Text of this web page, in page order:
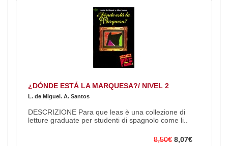
¿DÓNDE ESTÁ LA MARQUESA?/ NIVEL 2
L. de Miguel. A. Santos
DESCRIZIONE Para que leas è una collezione di
letture graduate per studenti di spagnolo come li..
8,50€ 8,07€